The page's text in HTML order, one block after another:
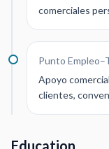
comerciales
Punto
Apoyo
clientes,
Education